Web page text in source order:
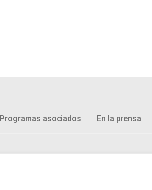
Programas asociados En la prensa